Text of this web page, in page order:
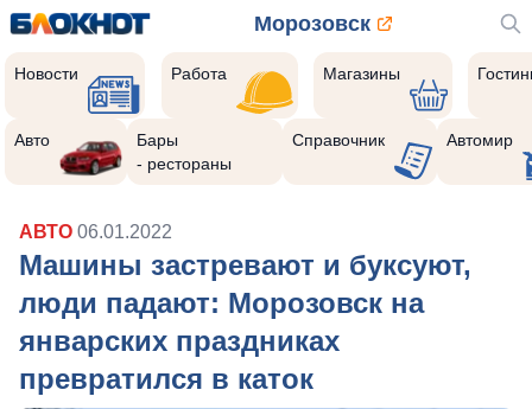
Морозовск
Новости Работа Магазины
Авто
Бары
- рестораны
Справочник Автомир
АВТО 06.01.2022
Машины застревают и буксуют,
люди падают: Морозовск на
январских праздниках
превратился в каток